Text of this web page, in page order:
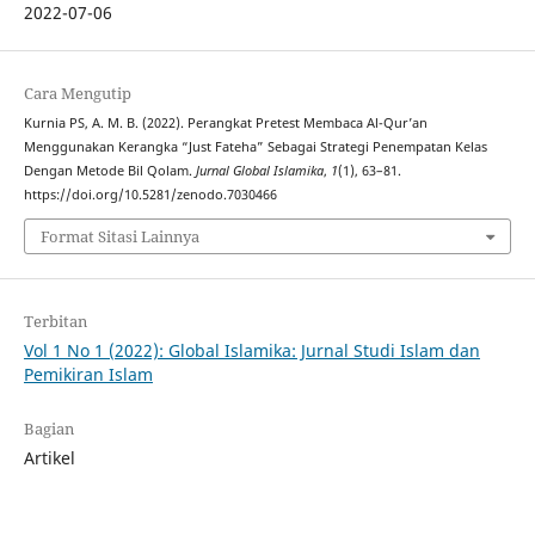
2022-07-06
Cara Mengutip
Kurnia PS, A. M. B. (2022). Perangkat Pretest Membaca Al-Qur’an
Menggunakan Kerangka “Just Fateha” Sebagai Strategi Penempatan Kelas
Dengan Metode Bil Qolam. Jurnal Global Islamika, 1(1), 63–81.
https://doi.org/10.5281/zenodo.7030466
Format Sitasi Lainnya
Terbitan
Vol 1 No 1 (2022): Global Islamika: Jurnal Studi Islam dan
Pemikiran Islam
Bagian
Artikel